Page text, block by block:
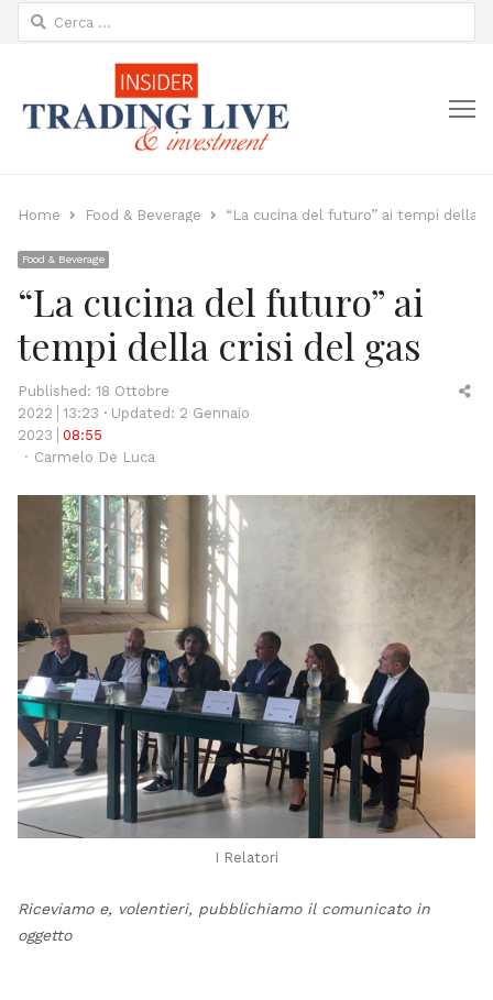
Ricerca
per:
Home Food & Beverage “La cucina del futuro” ai tempi della
Food & Beverage
“La cucina del futuro” ai
tempi della crisi del gas
Published: 18 Ottobre
2022
13:23
Updated: 2 Gennaio
2023
08:55
Author
Carmelo De Luca
I Relatori
Riceviamo e, volentieri, pubblichiamo il comunicato in
oggetto